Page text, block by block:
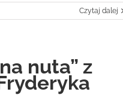
Czytaj dalej
nuta” z